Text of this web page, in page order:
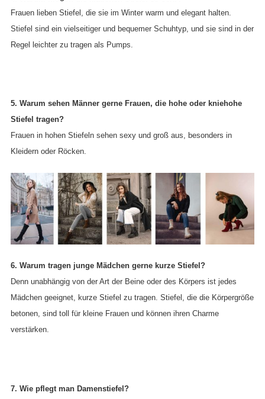
Frauen lieben Stiefel, die sie im Winter warm und elegant halten.
Stiefel sind ein vielseitiger und bequemer Schuhtyp, und sie sind in der
Regel leichter zu tragen als Pumps.
5. Warum sehen Männer gerne Frauen, die hohe oder kniehohe
Stiefel tragen?
Frauen in hohen Stiefeln sehen sexy und groß aus, besonders in
Kleidern oder Röcken.
6. Warum tragen junge Mädchen gerne kurze Stiefel?
Denn unabhängig von der Art der Beine oder des Körpers ist jedes
Mädchen geeignet, kurze Stiefel zu tragen. Stiefel, die die Körpergröße
betonen, sind toll für kleine Frauen und können ihren Charme
verstärken.
7. Wie pflegt man Damenstiefel?